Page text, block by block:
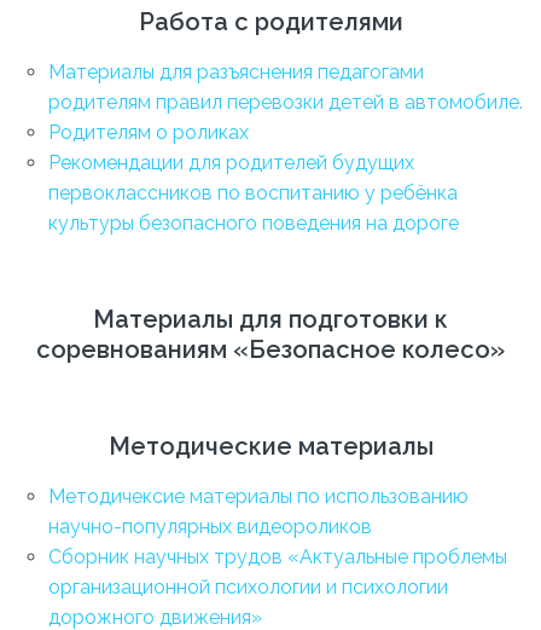
Работа с родителями
Материалы для разъяснения педагогами
родителям правил перевозки детей в автомобиле.
Родителям о роликах
Рекомендации для родителей будущих
первоклассников по воспитанию у ребёнка
культуры безопасного поведения на дороге
Материалы для подготовки к
соревнованиям «Безопасное колесо»
Методические материалы
Методичексие материалы по использованию
научно-популярных видеороликов
Сборник научных трудов «Актуальные проблемы
организационной психологии и психологии
дорожного движения»